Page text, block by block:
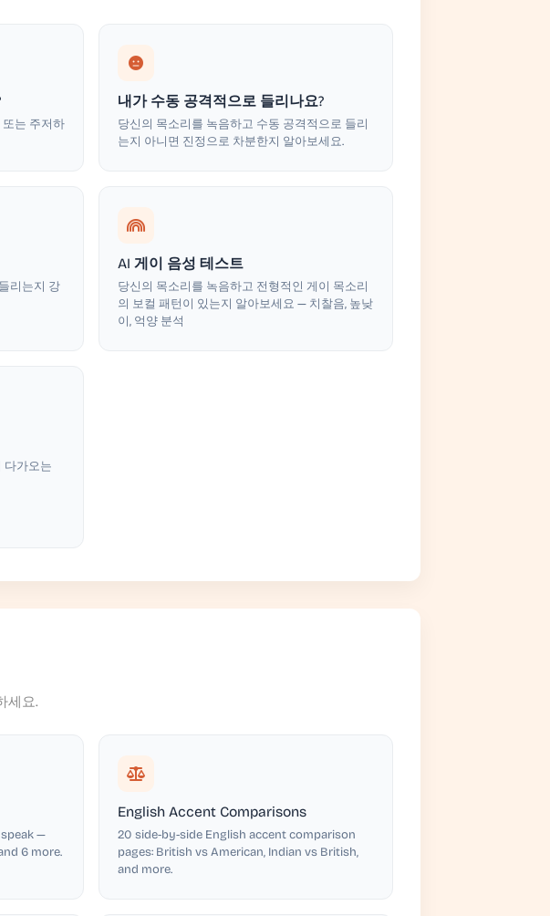
는 주저하
내가 수동 공격적으로 들리나요?
당신의 목소리를 녹음하고 수동 공격적으로 들리
는지 아니면 진정으로 차분한지 알아보세요.
리는지 강
AI 게이 음성 테스트
당신의 목소리를 녹음하고 전형적인 게이 목소리
의 보컬 패턴이 있는지 알아보세요 — 치찰음, 높낮
이, 억양 분석
다가오는
세요.
—
6 more.
English Accent Comparisons
20 side-by-side English accent comparison
pages: British vs American, Indian vs British,
and more.